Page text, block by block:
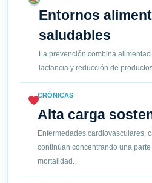
Entornos
saludables
La prevención combina
lactancia y reducción de
CRÓNICAS
Alta carga
Enfermedades cardiovasculares,
continúan concentrando una
mortalidad.